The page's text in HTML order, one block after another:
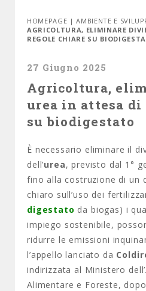
HOMEPAGE |AMBIENTE E
AGRICOLTURA, ELIMINARE
REGOLE CHIARE SU
27 Giugno 2025
Agricoltura,
urea in attesa di
su biodigestato
È necessario eliminare il
dell’urea, previsto dal 1°
fino alla costruzione di un
chiaro sull’uso dei
digestato da biogas) i
impiego sostenibile,
ridurre le emissioni
l’appello lanciato da
indirizzata al Ministero
Alimentare e Foreste,